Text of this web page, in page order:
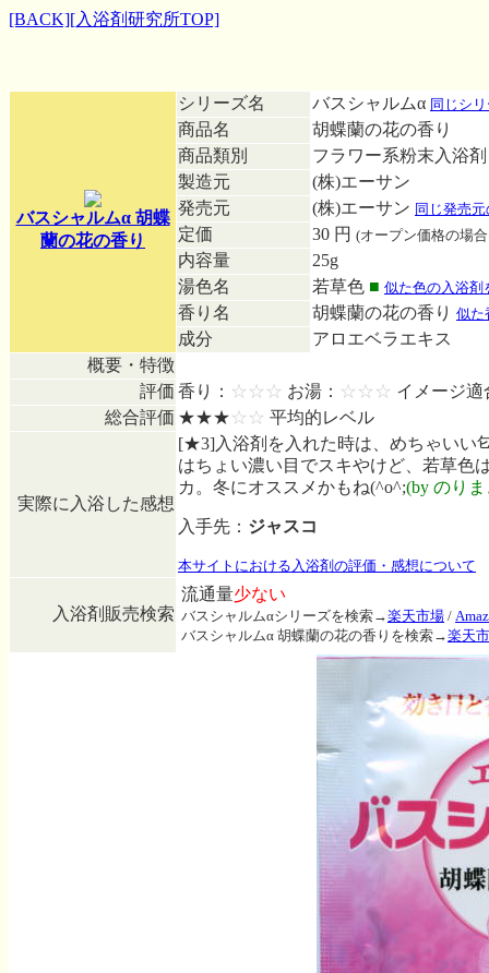
[BACK][入浴剤研究所TOP]
バスシャルムα 胡蝶
蘭の花の香り
シリーズ名 バスシャルムα 同じシ
商品名
胡蝶蘭の花の香り
商品類別
フラワー系粉末入浴
製造元
(株)エーサン
発売元
(株)エーサン 同じ発売
定価 30 円 (オープン価格の場
内容量
25g
湯色名
若草色 ■ 似た色の入浴剤
香り名 胡蝶蘭の花の香り 似た
成分
アロエベラエキス
概要・特徴
評価 香り： ☆☆☆ お湯： ☆☆☆ イメージ適
総合評価 ★★★☆☆ 平均的レベル
実際に入浴した感想
[★3]入浴剤を入れた時は、めちゃいい
はちょい濃い目でスキやけど、若草色
カ。冬にオススメかもね(^o^;(by のり
入手先： ジャスコ
本サイトにおける入浴剤の評価・感想について
入浴剤販売検索
流通量少ない
バスシャルムαシリーズを検索→楽天市場 /
バスシャルムα 胡蝶蘭の花の香りを検索→楽天